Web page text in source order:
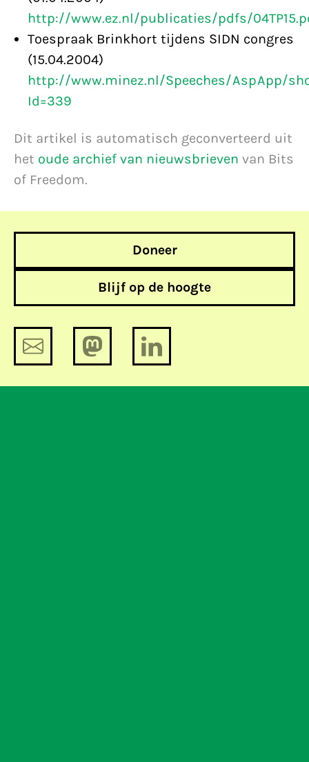
http://www.ez.nl/publicaties/pdfs/
Toespraak Brinkhort tijdens SIDN congres
(15.04.2004)
http://www.minez.nl/Speeches/AspApp/
Id=339
Dit artikel is automatisch geconverteerd uit
het oude archief van nieuwsbrieven van Bits
of Freedom.
Doneer
Blijf op de hoogte